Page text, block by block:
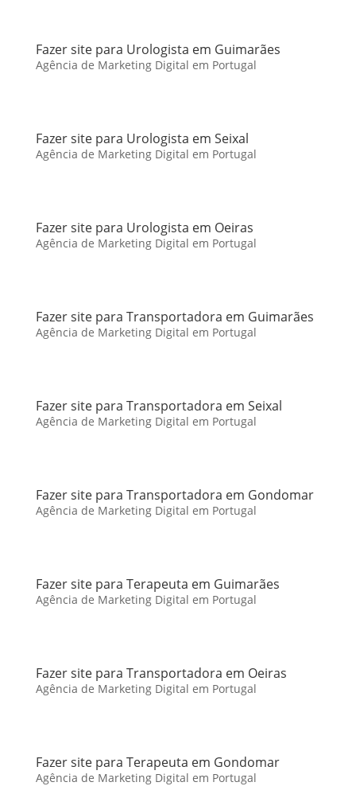
Fazer site para Urologista em Guimarães
Agência de Marketing Digital em Portugal
Fazer site para Urologista em Seixal
Agência de Marketing Digital em Portugal
Fazer site para Urologista em Oeiras
Agência de Marketing Digital em Portugal
Fazer site para Transportadora em Guimarães
Agência de Marketing Digital em Portugal
Fazer site para Transportadora em Seixal
Agência de Marketing Digital em Portugal
Fazer site para Transportadora em Gondomar
Agência de Marketing Digital em Portugal
Fazer site para Terapeuta em Guimarães
Agência de Marketing Digital em Portugal
Fazer site para Transportadora em Oeiras
Agência de Marketing Digital em Portugal
Fazer site para Terapeuta em Gondomar
Agência de Marketing Digital em Portugal